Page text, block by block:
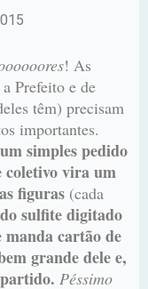
! As
Prefeito e de
têm) precisam
importantes.
simples pedido
coletivo vira um
figuras (cada
sulfite digitado
manda cartão de
grande dele e,
Péssimo